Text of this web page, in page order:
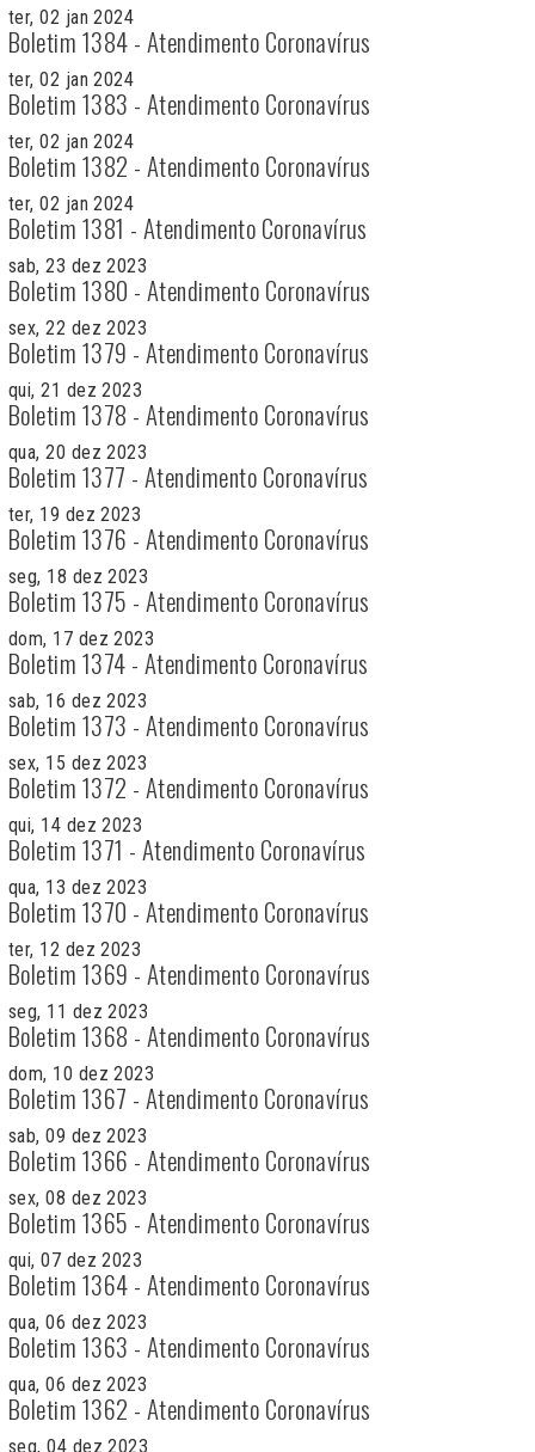
ter, 02 jan 2024
Boletim 1384 - Atendimento Coronavírus
ter, 02 jan 2024
Boletim 1383 - Atendimento Coronavírus
ter, 02 jan 2024
Boletim 1382 - Atendimento Coronavírus
ter, 02 jan 2024
Boletim 1381 - Atendimento Coronavírus
sab, 23 dez 2023
Boletim 1380 - Atendimento Coronavírus
sex, 22 dez 2023
Boletim 1379 - Atendimento Coronavírus
qui, 21 dez 2023
Boletim 1378 - Atendimento Coronavírus
qua, 20 dez 2023
Boletim 1377 - Atendimento Coronavírus
ter, 19 dez 2023
Boletim 1376 - Atendimento Coronavírus
seg, 18 dez 2023
Boletim 1375 - Atendimento Coronavírus
dom, 17 dez 2023
Boletim 1374 - Atendimento Coronavírus
sab, 16 dez 2023
Boletim 1373 - Atendimento Coronavírus
sex, 15 dez 2023
Boletim 1372 - Atendimento Coronavírus
qui, 14 dez 2023
Boletim 1371 - Atendimento Coronavírus
qua, 13 dez 2023
Boletim 1370 - Atendimento Coronavírus
ter, 12 dez 2023
Boletim 1369 - Atendimento Coronavírus
seg, 11 dez 2023
Boletim 1368 - Atendimento Coronavírus
dom, 10 dez 2023
Boletim 1367 - Atendimento Coronavírus
sab, 09 dez 2023
Boletim 1366 - Atendimento Coronavírus
sex, 08 dez 2023
Boletim 1365 - Atendimento Coronavírus
qui, 07 dez 2023
Boletim 1364 - Atendimento Coronavírus
qua, 06 dez 2023
Boletim 1363 - Atendimento Coronavírus
qua, 06 dez 2023
Boletim 1362 - Atendimento Coronavírus
seg, 04 dez 2023